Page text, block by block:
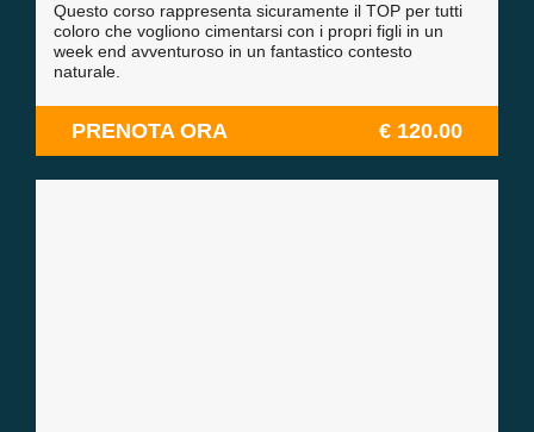
Questo corso rappresenta sicuramente il TOP per tutti
coloro che vogliono cimentarsi con i propri figli in un
week end avventuroso in un fantastico contesto
naturale.
PRENOTA ORA € 120.00